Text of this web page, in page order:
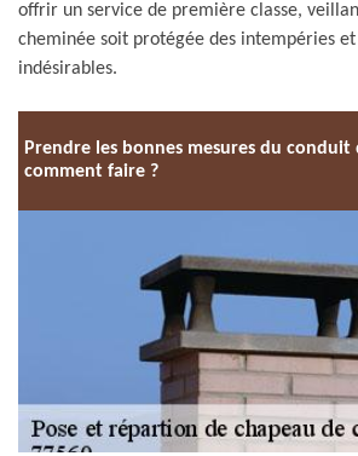
offrir un service de première classe,
cheminée soit protégée des intempéries
indésirables.
Prendre les bonnes mesures du conduit
comment faire ?